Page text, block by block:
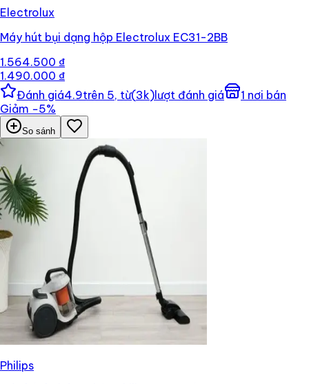
Electrolux
Máy hút bụi dạng hộp Electrolux EC31-2BB
1.564.500 ₫
1.490.000 ₫
Đánh giá4.9trên 5, từ(3k)lượt đánh giá 1 nơi bán
Giảm −5%
So sánh
Philips